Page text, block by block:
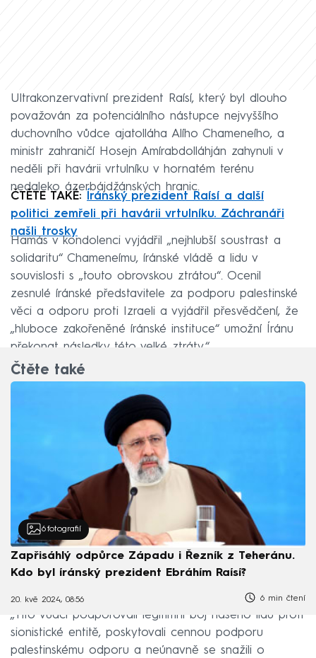
Ultrakonzervativní prezident Raísí, který byl dlouho
považován za potenciálního nástupce nejvyššího
duchovního vůdce ajatolláha Alího Chameneího, a
ministr zahraničí Hosejn Amírabdolláhján zahynuli v
neděli při havárii vrtulníku v hornatém terénu
nedaleko ázerbájdžánských hranic.
ČTĚTE TAKÉ:
Íránský prezident Raísí a další
politici zemřeli při havárii vrtulníku. Záchranáři
našli trosky
Hamás v kondolenci vyjádřil „nejhlubší soustrast a
solidaritu“ Chameneímu, íránské vládě a lidu v
souvislosti s „touto obrovskou ztrátou“. Ocenil
zesnulé íránské představitele za podporu palestinské
věci a odporu proti Izraeli a vyjádřil přesvědčení, že
„hluboce zakořeněné íránské instituce“ umožní Íránu
překonat následky této velké ztráty.“
Čtěte také
6 fotografií
Zapřisáhlý odpůrce Západu i Řezník z Teheránu.
Kdo byl íránský prezident Ebráhím Raísí?
20. kvě 2024, 08:56 6 min čtení
„Tito vůdci podporovali legitimní boj našeho lidu proti
sionistické entitě, poskytovali cennou podporu
palestinskému odporu a neúnavně se snažili o